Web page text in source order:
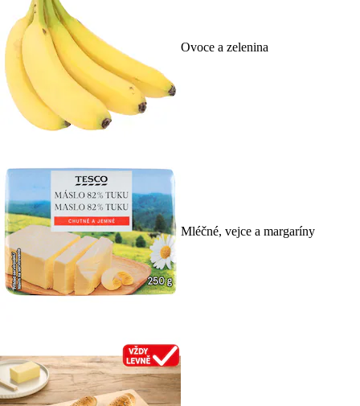
Ovoce a zelenina
Mléčné, vejce a margaríny